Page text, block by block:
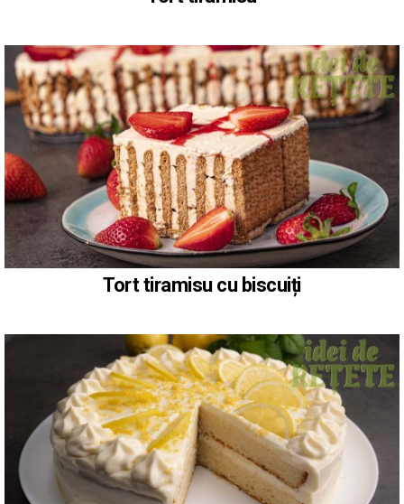
Tort tiramisu cu biscuiți